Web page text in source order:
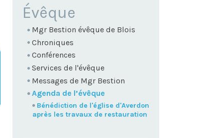
NAVIGATION
Évêque
Mgr Bestion évêque de Blois
Chroniques
Conférences
Services de l'évêque
Messages de Mgr Bestion
Agenda de l’évêque
Bénédiction de l'église d'Averdon
après les travaux de restauration